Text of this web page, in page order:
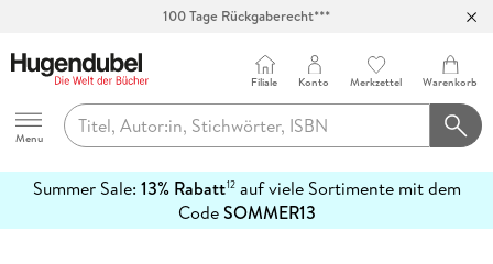
100 Tage Rückgaberecht***
Hugendubel
Menu
Filiale Konto Merkzettel Warenkorb
Summer Sale: 13% Rabatt12auf viele Sortimente mit dem
CodeSOMMER13
erfahren